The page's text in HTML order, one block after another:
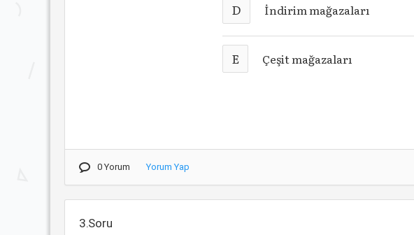
D İndirim mağazaları
E Çeşit mağazaları
0 Yorum Yorum Yap
3.Soru